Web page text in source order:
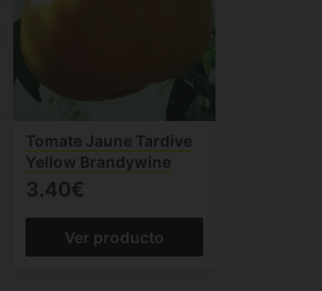
Tomate Jaune Tardive
Yellow Brandywine
3.40€
Ver producto